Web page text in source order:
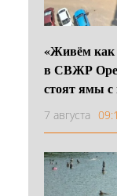
«Живём как
в СВЖР
стоят ямы с
7 августа